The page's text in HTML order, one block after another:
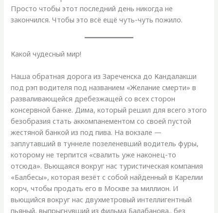
Просто чтобы этот последний день никогда не
закончился. Чтобы это всё ещё чуть-чуть пожило.
Какой чудесный мир!
Наша обратная дорога из Зареченска до Кандалакши
под рэп водителя под названием «Желание смерти» в
разваливающейся дребезжащей со всех сторон
консервной банке. Дима, который решил для всего этого
безобразия стать аккомпанементом со своей пустой
жестяной банкой из под пива. На вокзале —
заплутавший в туннеле позеленевший водитель фуры,
которому не терпится «свалить уже наконец-то
отсюда». Вьющаяся вокруг нас туристическая компания
«Балбесы», которая везёт с собой найденный в Карелии
корч, чтобы продать его в Москве за миллион. И
вьющийся вокруг нас двухметровый интеллигентный
пьяный, выпрыгнувший из фильма Балабанова.. без